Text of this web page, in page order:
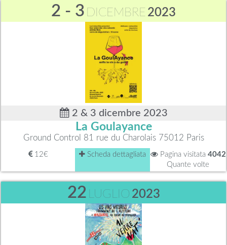
2 - 3 DICEMBRE 2023
2 & 3 dicembre 2023
La Goulayance
Ground Control 81 rue du Charolais 75012 Paris
12€ Scheda dettagliata Pagina visitata 4042
Quante volte
22 LUGLIO 2023